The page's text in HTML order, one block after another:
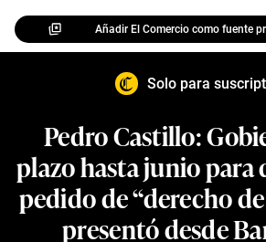
Añadir El Comercio como fuente
Solo para
Pedro Castillo:
plazo hasta junio para
pedido de “derecho
presentó desde